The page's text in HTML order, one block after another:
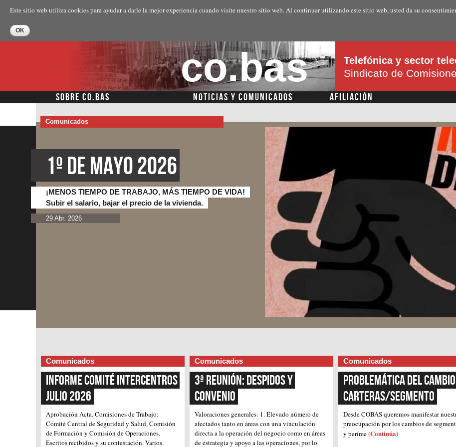
contenido
Este sitio web utiliza cookies para ayudar a darle la mejor experiencia cuando visite nuestro sitio web. Al continuar utilizando este sitio web, usted da su
co.bas Telefónica y sector
Sindicato de
SOBRE CO.BAS NOTICIAS Y COMUNICADOS AFILIACIÓN
Comunicados
1º de Mayo 2026
¡MENOS TIEMPO DE TRABAJO, MÁS TIEMPO DE VIDA!
Subir el salario, bajar el precio de la vivienda.
29 Abr. 2026
Comunicados
Informe Comité Intercentros
Julio 2026
Aprobación Acta.Comisiones de Trabajo:
Comité Central de Seguridad y Salud, Comisión
de Formación y Comisión de Operaciones.
Escritos recibidos y su contestación.Varios.
Comunicados
3ª Reunión: Despidos y
Convenio
Valoraciones generales: 1. Elevado número de
afectados tanto en áreas con una vinculación
directa a la operación del negocio como en áreas
de estrategia y apoyo a las operaciones, por lo
Comunicados
Problemática del
Carteras/Segmento
Desde COBAS queremos manifestar
preocupación por los cambios de
y períme(Continúa)